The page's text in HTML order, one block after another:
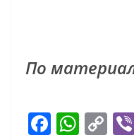
По
F W C